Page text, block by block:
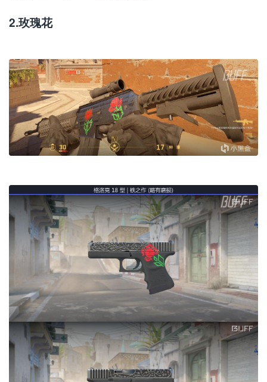
2.玫瑰花